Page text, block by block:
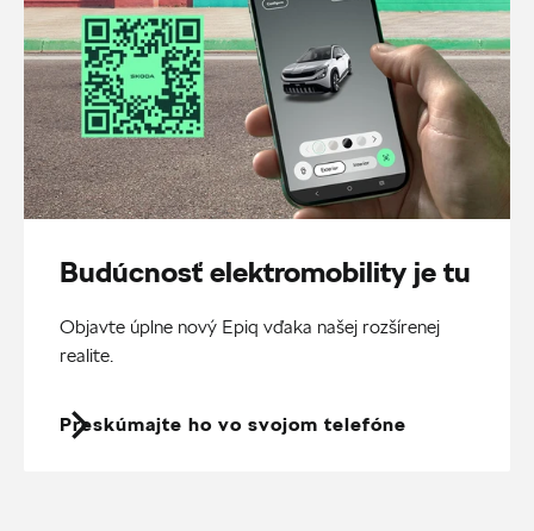
Budúcnosť elektromobility je tu
Objavte úplne nový Epiq vďaka našej rozšírenej
realite.
Preskúmajte ho vo svojom telefóne